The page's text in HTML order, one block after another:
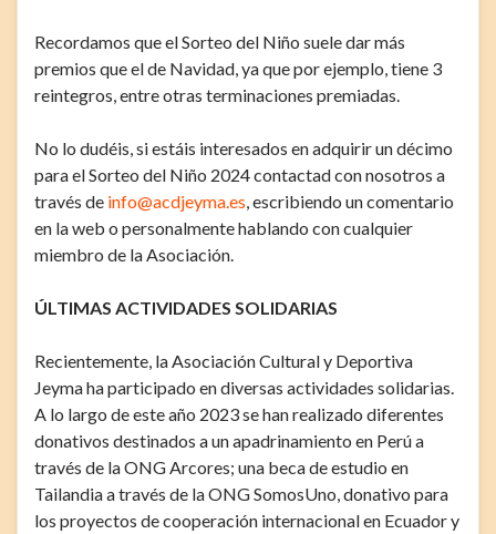
Recordamos que el Sorteo del Niño suele dar más
premios que el de Navidad, ya que por ejemplo, tiene 3
reintegros, entre otras terminaciones premiadas.
No lo dudéis, si estáis interesados en adquirir un décimo
para el Sorteo del Niño 2024 contactad con nosotros a
través de info@acdjeyma.es, escribiendo un comentario
en la web o personalmente hablando con cualquier
miembro de la Asociación.
ÚLTIMAS ACTIVIDADES SOLIDARIAS
Recientemente, la Asociación Cultural y Deportiva
Jeyma ha participado en diversas actividades solidarias.
A lo largo de este año 2023 se han realizado diferentes
donativos destinados a un apadrinamiento en Perú a
través de la ONG Arcores; una beca de estudio en
Tailandia a través de la ONG SomosUno, donativo para
los proyectos de cooperación internacional en Ecuador y